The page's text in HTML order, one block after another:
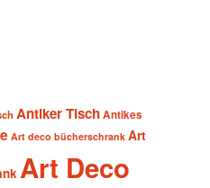
Antiker TischAntikes
Art deco bücherschrank Art
Art Deco